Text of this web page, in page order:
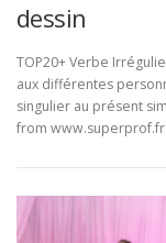
dessin
TOP20+ Verbe
aux différentes
singulier au présent
from